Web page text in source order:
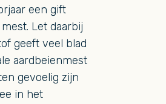
een gift
Let daarbij
geeft veel blad
aardbeienmest
gevoelig zijn
in het